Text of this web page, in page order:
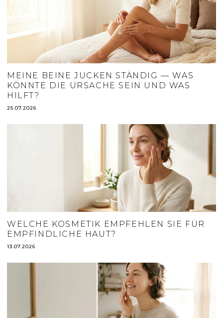
MEINE BEINE JUCKEN STÄNDIG — WAS
KÖNNTE DIE URSACHE SEIN UND WAS
HILFT?
25.07.2026
WELCHE KOSMETIK EMPFEHLEN SIE FÜR
EMPFINDLICHE HAUT?
13.07.2026